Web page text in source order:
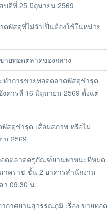
บดีที่ 25 มิถุนายน 2569
พัสดุที่ไม่จำเป็นต้องใช้ในหน่วย
ยทอดตลาดของกลาง
ำการขายทอดตลาดพัสดุชำรุด
คารที่ 16 มิถุนายน 2569 ตั้งแต่
สดุชำรุด เสื่อมสภาพ หรือไม่
น 2569
อดตลาดครุภัณฑ์ยานพาหนะที่หมด
าคราช ชั้น 2 อาคารสำนักงาน
า 09.30 น.
กาศยานสุวรรณภูมิ เรื่อง ขายทอด